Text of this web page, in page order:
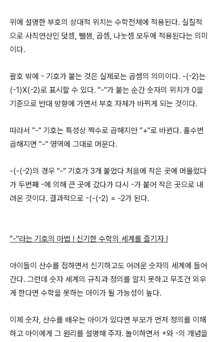
위에 설명한 부호의 상대적 위치는 수학전체에 적용된다. 실질적
으로 사칙연산인 덧셈, 뺄샘, 곱셈, 나눗셈 모두에 적용된다는 의미
이다.
괄호 밖에 - 기호가 붙는 것은 실제로는 곱셈의 의미이다. -(-2)는
(-1)X(-2)로 표시할 수 있다. "-"가 붙는 순간 숫자의 위치가 0을
기준으로 반대 방향에 가면서 부호 자체가 바뀌게 되는 것이다.
따라서 "-" 기호는 특성상 짝수로 곱해지만 "+"로 바뀐다. 홀수번
곱해지면 "-" 영역에 그대로 머문다.
-(-(-2)의 경우 "-" 기호가 3개 붙었다 처음에 작은 곳에 머물렀다
가 두번째 -에 의해 큰 곳에 갔다가 다시 -가 붙어 작은 곳으로 내
려온 것이다. 결과적으로 -(-(-2) = -2가 된다.
"-"라는 기호의 마법 ! 신기한 수학의 세계를 즐기자 !
아이들이 산수를 접하면서 신기하고도 어려운 숫자의 세계에 들어
간다. 그런데 숫자 세계의 규칙과 정의를 알지 못하고 무조건 외우
게 한다면 수학을 못하는 아이가 될 가능성이 높다.
이제 숫자, 산수를 배우는 아이가 있다면 부모가 먼저 정의를 이해
하고 아이에게 그 원리를 설명해 주자. 놀이하면서 +와 -의 개념을